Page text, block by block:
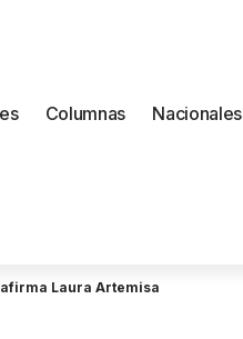
Columnas Nacionales
Laura Artemisa